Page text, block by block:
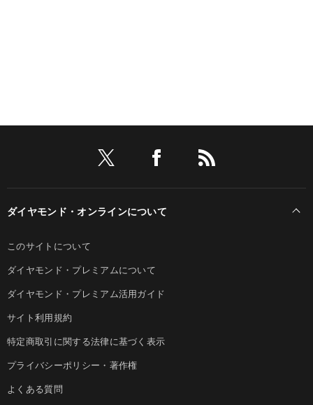
ダイヤモンド・オンラインについて
このサイトについて
ダイヤモンド・プレミアムについて
ダイヤモンド・プレミアム活用ガイド
サイト利用規約
特定商取引に関する法律に基づく表示
プライバシーポリシー・著作権
よくある質問